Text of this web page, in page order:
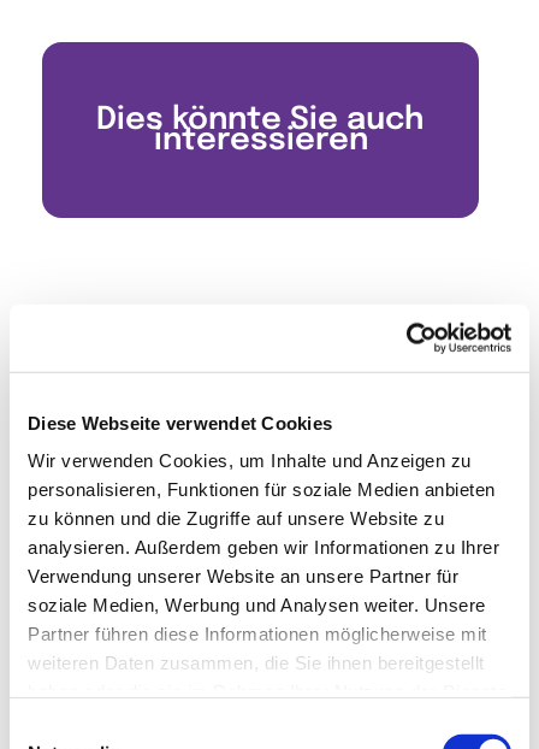
Diese Webseite verwendet Cookies
Wir verwenden Cookies, um Inhalte und Anzeigen zu
personalisieren, Funktionen für soziale Medien anbieten
zu können und die Zugriffe auf unsere Website zu
analysieren. Außerdem geben wir Informationen zu Ihrer
Verwendung unserer Website an unsere Partner für
soziale Medien, Werbung und Analysen weiter. Unsere
Partner führen diese Informationen möglicherweise mit
weiteren Daten zusammen, die Sie ihnen bereitgestellt
Dies könnte Sie auch
interessieren